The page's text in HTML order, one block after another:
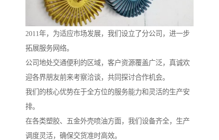
2011年，为适应市场发展，我们设立了分公司，进一步
拓展服务网络。
公司地处交通便利的区域，客户资源覆盖广泛，真诚欢
迎各界朋友前来考察洽谈，共同探讨合作机会。
我们的核心优势在于全方位的服务能力和灵活的生产安
排。
在各类塑胶、五金外壳喷油方面，我们设备齐全，生产
调度灵活，确保交货准时高效。